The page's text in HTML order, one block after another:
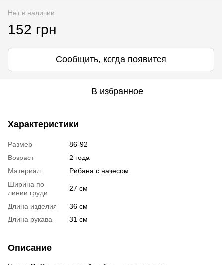
Нет в наличии
152 грн
Сообщить, когда появится
В избранное
Характеристики
Размер
86-92
Возраст
2 года
Материал
Рибана с начесом
Ширина по
линии груди
27 см
Длина изделия
36 см
Длина рукава
31 см
Описание